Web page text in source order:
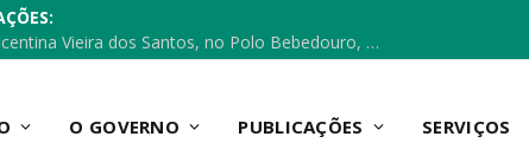
Escola Municipal Vicentina Vieira dos Santos, no Polo Bebedouro, recebeu materiais para a implantação do Cantinho da Leitura e da Sala Multidisciplinar.
O GOVERNO PUBLICAÇÕES SERVIÇOS